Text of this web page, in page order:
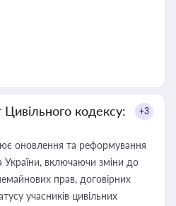
кодексу:
+3
оновлення та реформування
України, включаючи зміни до
прав, договірних
учасників цивільних